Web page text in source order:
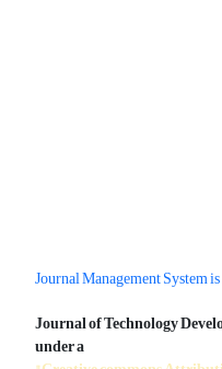
Journal of Technology
under a